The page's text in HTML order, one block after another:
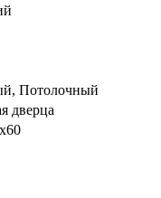
Потолочный
дверца